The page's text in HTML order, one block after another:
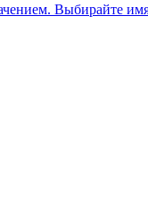
Выбирайте